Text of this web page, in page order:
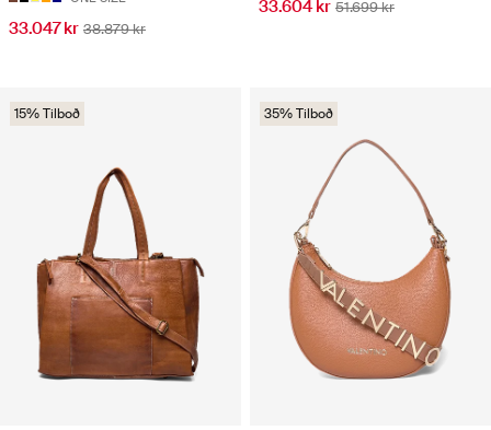
33.047 kr 38.879 kr
33.604 kr 51.699 kr
15% Tilboð 35% Tilboð